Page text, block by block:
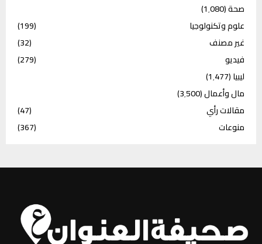
صحة(1٬080)
علوم وتكنولوجيا
(199)
غير مصنف
(32)
فيديو
(279)
ليبيا(1٬477)
مال وأعمال(3٬500)
مقالات رأي
(47)
منوعات
(367)